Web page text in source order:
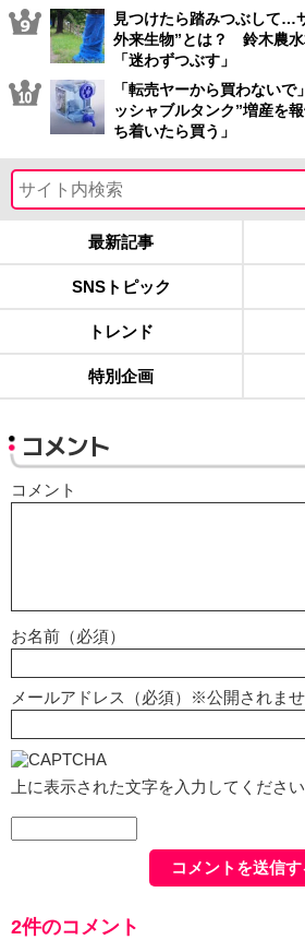
見つけたら踏みつぶして…
外来生物”とは？ 鈴木農水
「迷わずつぶす」
「転売ヤーから買わない
ッシャブルタンク”増産を
ち着いたら買う」
最新記事
SNSトピック
トレンド
特別企画
コメント
コメント
お名前（必須）
メールアドレス（必須）※公開されま
上に表示された文字を入力してください
2件のコメント